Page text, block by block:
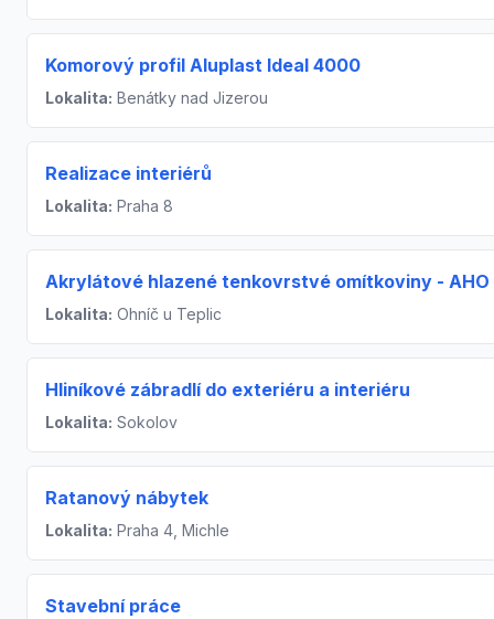
Komorový profil Aluplast Ideal 4000
Lokalita: Benátky nad Jizerou
Realizace interiérů
Lokalita: Praha 8
Akrylátové hlazené tenkovrstvé omítkoviny - AHO
Lokalita: Ohníč u Teplic
Hliníkové zábradlí do exteriéru a interiéru
Lokalita: Sokolov
Ratanový nábytek
Lokalita: Praha 4, Michle
Stavební práce